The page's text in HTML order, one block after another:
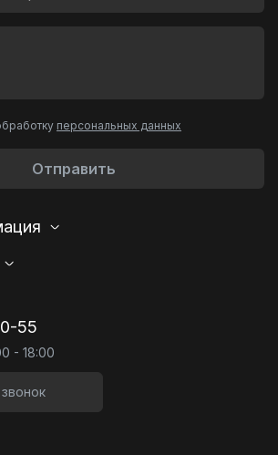
персональных данных
Отправить
55
- 18:00